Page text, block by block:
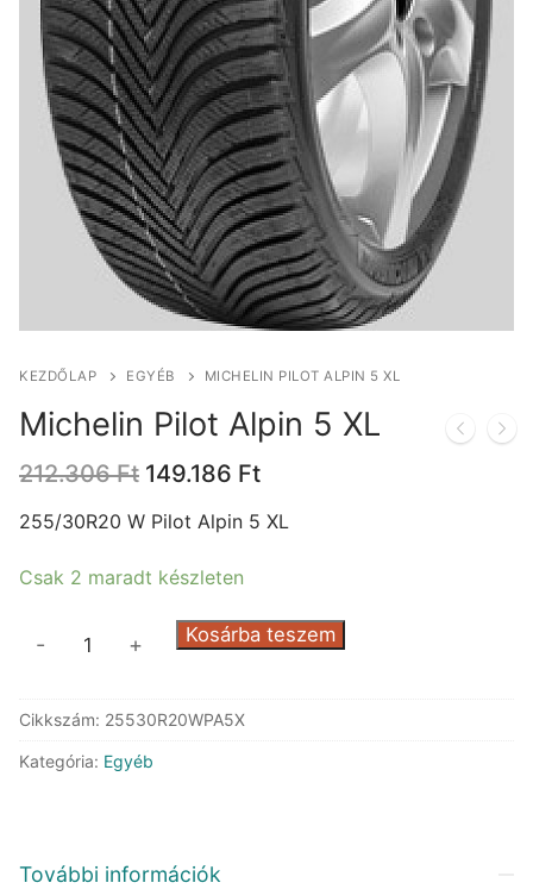
KEZDŐLAP EGYÉB MICHELIN PILOT ALPIN 5 XL
Michelin Pilot Alpin 5 XL
212.306Ft Original
was:
149.186 FtCurrent
is:
255/30R20 W Pilot Alpin 5 XL
Csak 2 maradt készleten
Michelin
5
XL
- + Kosárba teszem
Cikkszám: 25530R20WPA5X
Kategória: Egyéb
További információk